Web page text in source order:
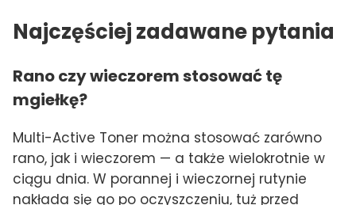
Najczęściej zadawane pytania
Rano czy wieczorem stosować tę
mgiełkę?
Multi-Active Toner można stosować zarówno
rano, jak i wieczorem — a także wielokrotnie w
ciągu dnia. W porannej i wieczornej rutynie
nakłada się go po oczyszczeniu, tuż przed